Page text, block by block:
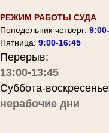
РЕЖИМ РАБОТЫ СУДА
Понедельник-четверг:
Пятница: 9:00-16:45
Перерыв:
13:00-13:45
Суббота-
нерабочие дни